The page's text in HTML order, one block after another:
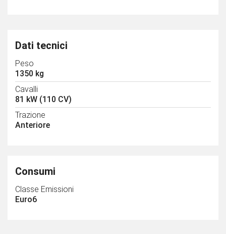
Dati tecnici
Peso
1350 kg
Cavalli
81 kW (110 CV)
Trazione
Anteriore
Consumi
Classe Emissioni
Euro6